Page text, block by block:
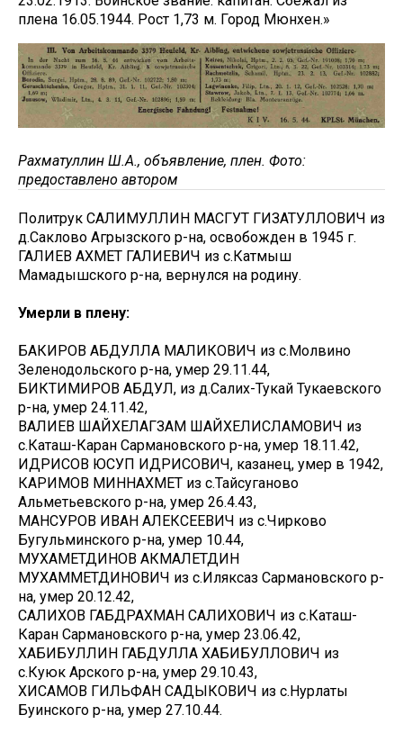
плена 16.05.1944. Рост 1,73 м. Город Мюнхен.»
Рахматуллин Ш.А., объявление, плен. Фото:
предоставлено автором
Политрук САЛИМУЛЛИН МАСГУТ ГИЗАТУЛЛОВИЧ из
д.Саклово Агрызского р-на, освобожден в 1945 г.
ГАЛИЕВ АХМЕТ ГАЛИЕВИЧ из с.Катмыш
Мамадышского р-на, вернулся на родину.
Умерли в плену:
БАКИРОВ АБДУЛЛА МАЛИКОВИЧ из с.Молвино
Зеленодольского р-на, умер 29.11.44,
БИКТИМИРОВ АБДУЛ, из д.Салих-Тукай Тукаевского
р-на, умер 24.11.42,
ВАЛИЕВ ШАЙХЕЛАГЗАМ ШАЙХЕЛИСЛАМОВИЧ из
с.Каташ-Каран Сармановского р-на, умер 18.11.42,
ИДРИСОВ ЮСУП ИДРИСОВИЧ, казанец, умер в 1942,
КАРИМОВ МИННАХМЕТ из с.Тайсуганово
Альметьевского р-на, умер 26.4.43,
МАНСУРОВ ИВАН АЛЕКСЕЕВИЧ из с.Чирково
Бугульминского р-на, умер 10.44,
МУХАМЕТДИНОВ АКМАЛЕТДИН
МУХАММЕТДИНОВИЧ из с.Иляксаз Сармановского р-
на, умер 20.12.42,
САЛИХОВ ГАБДРАХМАН САЛИХОВИЧ из с.Каташ-
Каран Сармановского р-на, умер 23.06.42,
ХАБИБУЛЛИН ГАБДУЛЛА ХАБИБУЛЛОВИЧ из
с.Куюк Арского р-на, умер 29.10.43,
ХИСАМОВ ГИЛЬФАН САДЫКОВИЧ из с.Нурлаты
Буинского р-на, умер 27.10.44.